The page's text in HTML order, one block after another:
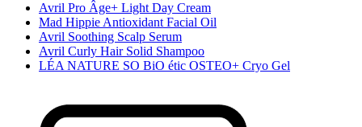
Avril Pro Âge+ Light Day Cream
Mad Hippie Antioxidant Facial Oil
Avril Soothing Scalp Serum
Avril Curly Hair Solid Shampoo
LÉA NATURE SO BiO étic OSTEO+ Cryo Gel